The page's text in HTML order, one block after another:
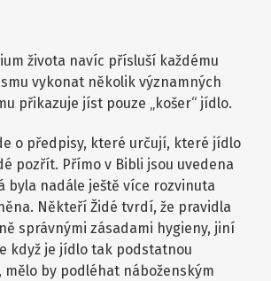
života navíc přísluší každému
vykonat několik významných
přikazuje jíst pouze „košer“ jídlo.
o předpisy, které určují, které jídlo
pozřít. Přímo v Bibli jsou uvedena
byla nadále ještě více rozvinuta
Někteří Židé tvrdí, že pravidla
správnými zásadami hygieny, jiní
když je jídlo tak podstatnou
mělo by podléhat náboženským